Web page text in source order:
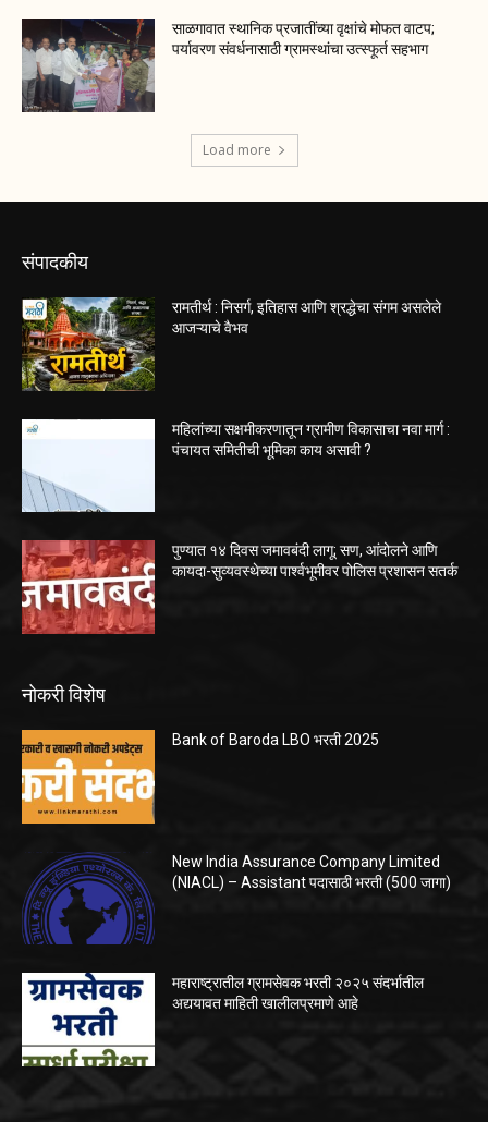
साळगावात स्थानिक प्रजातींच्या वृक्षांचे मोफत वाटप;
पर्यावरण संवर्धनासाठी ग्रामस्थांचा उत्स्फूर्त सहभाग
Load more
संपादकीय
रामतीर्थ : निसर्ग, इतिहास आणि श्रद्धेचा संगम असलेले
आजऱ्याचे वैभव
महिलांच्या सक्षमीकरणातून ग्रामीण विकासाचा नवा मार्ग :
पंचायत समितीची भूमिका काय असावी ?
पुण्यात १४ दिवस जमावबंदी लागू; सण, आंदोलने आणि
कायदा-सुव्यवस्थेच्या पार्श्वभूमीवर पोलिस प्रशासन सतर्क
नोकरी विशेष
Bank of Baroda LBO भरती 2025
New India Assurance Company Limited
(NIACL) – Assistant पदासाठी भरती (500 जागा)
महाराष्ट्रातील ग्रामसेवक भरती २०२५ संदर्भातील
अद्ययावत माहिती खालीलप्रमाणे आहे